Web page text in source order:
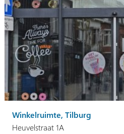
Winkelruimte, Tilburg
Heuvelstraat 1A